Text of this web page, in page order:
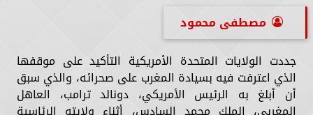
مصطفى محمود
جددت الولايات المتحدة الأمريكية التأكيد على موقفها
الذي اعترفت فيه بسيادة المغرب على صحرائه، والذي سبق
أن أبلغ به الرئيس الأمريكي، دونالد ترامب، العاهل